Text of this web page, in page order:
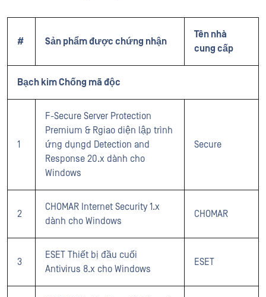
# Sản phẩm được chứng nhận
Tên nhà
cung cấp
Bạch kim Chống mã độc
1
F-Secure Server Protection
Premium & Rgiao diện lập trình
ứng dụngd Detection and
Response 20.x dành cho
Windows
Secure
2
CHOMAR Internet Security 1.x
dành cho Windows
CHOMAR
3
ESET Thiết bị đầu cuối
Antivirus 8.x cho Windows
ESET